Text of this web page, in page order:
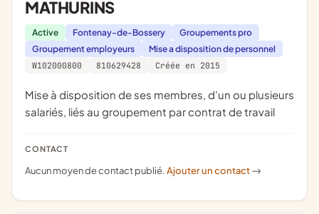
MATHURINS
Active Fontenay-de-Bossery
Groupements pro
Groupement employeurs
Mise a disposition de personnel
W102000800
810629428 Créée en 2015
mise à disposition de ses membres, d'un ou plusieurs
salariés, liés au groupement par contrat de travail
CONTACT
Aucun moyen de contact publié.Ajouter un contact ->